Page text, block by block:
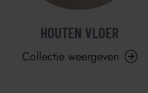
HOUTEN VLOER
Collectie weergeven